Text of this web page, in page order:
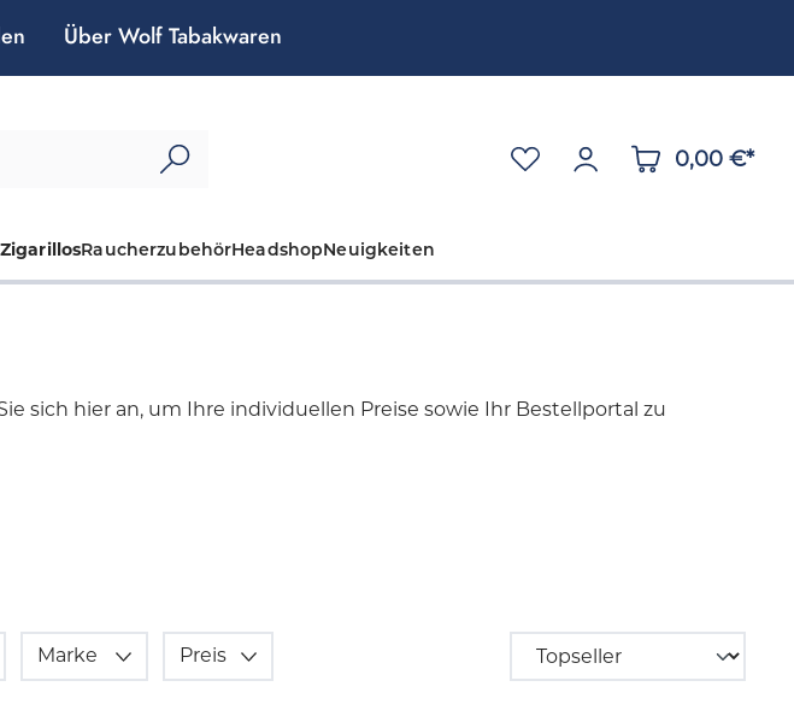
Über Wolf Tabakwaren
0,00 €*
ZigarillosRaucherzubehörHeadshopNeuigkeiten
sich hier an, um Ihre individuellen Preise sowie Ihr Bestellportal zu
Marke Preis